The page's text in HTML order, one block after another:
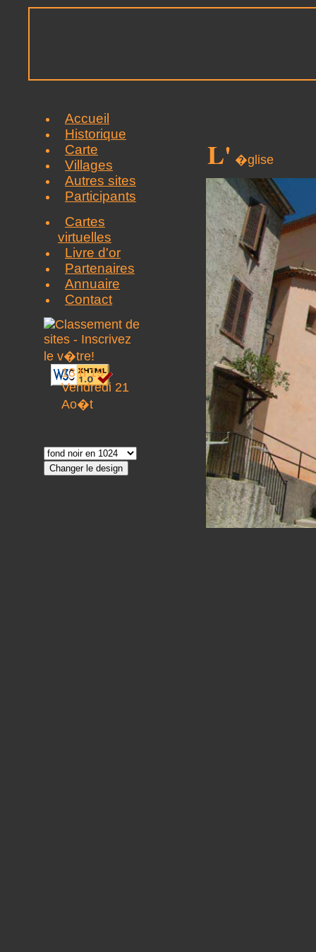
Accueil
Historique
Carte
Villages
Autres sites
Participants
Cartes
virtuelles
Livre d'or
Partenaires
Annuaire
Contact
13 h 19
Vendredi 21
Ao�t
L' �glise